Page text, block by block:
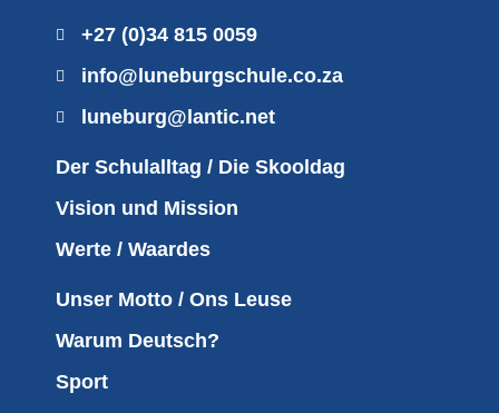
+27 (0)34 815 0059
info@luneburgschule.co.za
luneburg@lantic.net
Der Schulalltag / Die Skooldag
Vision und Mission
Werte / Waardes
Unser Motto / Ons Leuse
Warum Deutsch?
Sport